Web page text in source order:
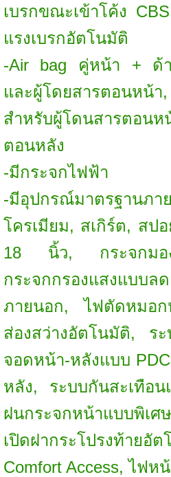
เบรกขณะเข้าโค้ง
แรงเบรกอัตโนมัติ
-Air bag คู่หน้า + ด้า
และผู้โดยสารตอนหน้
สำหรับผู้โดนสารตอนห
ตอนหลัง
-มีกระจกไฟฟ้า
-มีอุปกรณ์มาตรฐานภ
โครเมียม, สเกิร์ต, สป
18 นิ้ว, กระจกมอง
กระจกกรองแสงแบบล
ภายนอก, ไฟตัดหมอ
ส่องสว่างอัตโนมัติ, ระ
จอดหน้า-หลังแบบ
หลัง, ระบบกันสะเทือ
ฝนกระจกหน้าแบบพิเ
เปิดฝากระโปรงท้ายอั
Comfort Access, ไฟห